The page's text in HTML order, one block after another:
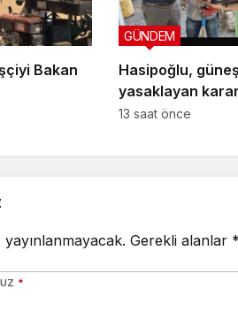
Bakan
Hasipoğlu,
yasaklayan
uygulanmasını
GÜNDEM
13 saat önce
Gerekli alanlar *
*